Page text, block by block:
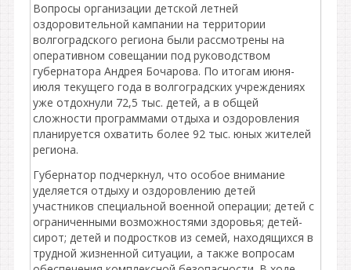
Вопросы организации детской летней
оздоровительной кампании на территории
волгоградского региона были рассмотрены на
оперативном совещании под руководством
губернатора Андрея Бочарова. По итогам июня-
июля текущего года в волгоградских учреждениях
уже отдохнули 72,5 тыс. детей, а в общей
сложности программами отдыха и оздоровления
планируется охватить более 92 тыс. юных жителей
региона.
Губернатор подчеркнул, что особое внимание
уделяется отдыху и оздоровлению детей
участников специальной военной операции; детей с
ограниченными возможностями здоровья; детей-
сирот; детей и подростков из семей, находящихся в
трудной жизненной ситуации, а также вопросам